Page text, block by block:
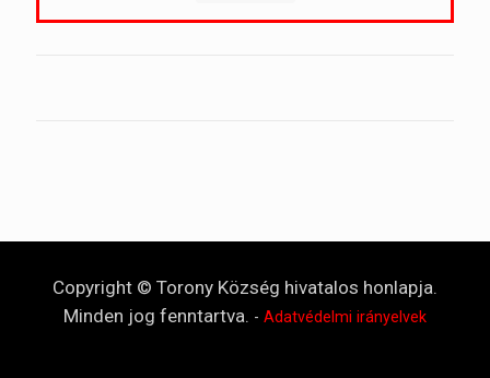
Copyright © Torony Község hivatalos honlapja.
Minden jog fenntartva. - Adatvédelmi irányelvek